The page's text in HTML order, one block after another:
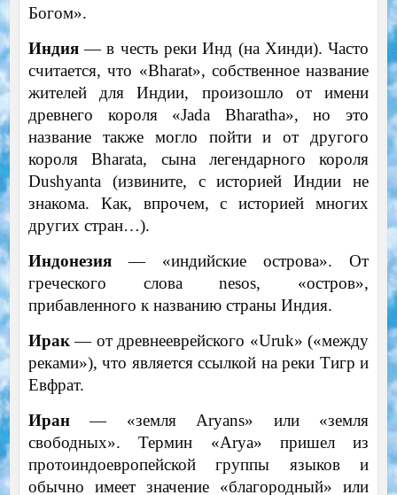
Богом».
Индия— в честь реки Инд (на Хинди). Часто
считается, что «Bharat», собственное название
жителей для Индии, произошло от имени
древнего короля «Jada Bharatha», но это
название также могло пойти и от другого
короля Bharata, сына легендарного короля
Dushyanta (извините, с историей Индии не
знакома. Как, впрочем, с историей многих
других стран…).
Индонезия— «индийские острова». От
греческого слова nesos, «остров»,
прибавленного к названию страны Индия.
Ирак— от древнееврейского «Uruk» («между
реками»), что является ссылкой на реки Тигр и
Евфрат.
Иран— «земля Aryans» или «земля
свободных». Термин «Arya» пришел из
протоиндоевропейской группы языков и
обычно имеет значение «благородный» или